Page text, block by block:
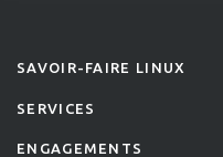
SAVOIR-FAIRE LINUX
SERVICES
ENGAGEMENTS